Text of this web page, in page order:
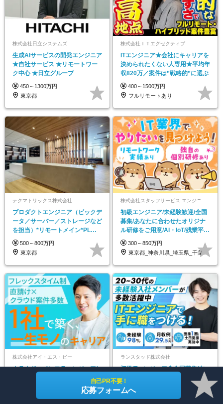
自己PR不要！
応募フォームへ
株式会社日立システムズ
生成AIサービスの開発エンジニア
★自社サービス ★リモートワー
ク中心 ★日立グループ
450～1300万円
東京都
株式会社ＩＴエグゼクティブ
ITエンジニア★会社にキャリアを
決められたくない人専用★平均年
収820万／案件は”戦略的”に選ぶ
400～1500万円
フルリモートあり
テクマトリックス株式会社
プロダクトエンジニア（ビックデ
ータ／サーバー／ストレージなど
を担当）*リモートメイン*PLへ
のチャレンジ歓迎
500～800万円
東京都
初級エンジニア/未経験歓迎/全国
募集/あなたに合わせたオリジナ
ル研修をご用意/AI・IoT/残業平均
8時間
300～850万円
東京都_神奈川県_埼玉県_千葉県_大阪府…
株式会社アイ・エス・ビー
クラウド・インフラエンジニア/
SIer/就職人気ベスト50※/リモー
400～900万円
ランスタッド株式会社
初級ITエンジニア◆全国募集/在
宅研修有/必ずIT業務配属/月収例
29.5万円/Web面接1回/SE
350～600万円